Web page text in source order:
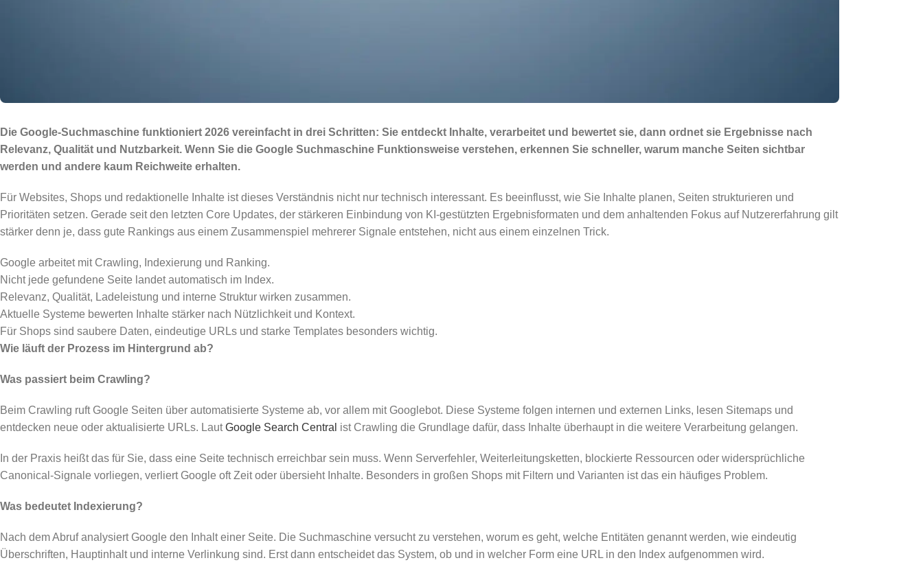
Die Google-Suchmaschine funktioniert 2026 vereinfacht in drei Schritten: Sie entdeckt Inhalte, verarbeitet und bewertet sie, dann ordnet sie Ergebnisse nach
Relevanz, Qualität und Nutzbarkeit. Wenn Sie die Google Suchmaschine Funktionsweise verstehen, erkennen Sie schneller, warum manche Seiten sichtbar
werden und andere kaum Reichweite erhalten.
Für Websites, Shops und redaktionelle Inhalte ist dieses Verständnis nicht nur technisch interessant. Es beeinflusst, wie Sie Inhalte planen, Seiten strukturieren und
Prioritäten setzen. Gerade seit den letzten Core Updates, der stärkeren Einbindung von KI-gestützten Ergebnisformaten und dem anhaltenden Fokus auf Nutzererfahrung gilt
stärker denn je, dass gute Rankings aus einem Zusammenspiel mehrerer Signale entstehen, nicht aus einem einzelnen Trick.
Google arbeitet mit Crawling, Indexierung und Ranking.
Nicht jede gefundene Seite landet automatisch im Index.
Relevanz, Qualität, Ladeleistung und interne Struktur wirken zusammen.
Aktuelle Systeme bewerten Inhalte stärker nach Nützlichkeit und Kontext.
Für Shops sind saubere Daten, eindeutige URLs und starke Templates besonders wichtig.
Wie läuft der Prozess im Hintergrund ab?
Was passiert beim Crawling?
Beim Crawling ruft Google Seiten über automatisierte Systeme ab, vor allem mit Googlebot. Diese Systeme folgen internen und externen Links, lesen Sitemaps und
entdecken neue oder aktualisierte URLs. LautGoogle Search Central ist Crawling die Grundlage dafür, dass Inhalte überhaupt in die weitere Verarbeitung gelangen.
In der Praxis heißt das für Sie, dass eine Seite technisch erreichbar sein muss. Wenn Serverfehler, Weiterleitungsketten, blockierte Ressourcen oder widersprüchliche
Canonical-Signale vorliegen, verliert Google oft Zeit oder übersieht Inhalte. Besonders in großen Shops mit Filtern und Varianten ist das ein häufiges Problem.
Was bedeutet Indexierung?
Nach dem Abruf analysiert Google den Inhalt einer Seite. Die Suchmaschine versucht zu verstehen, worum es geht, welche Entitäten genannt werden, wie eindeutig
Überschriften, Hauptinhalt und interne Verlinkung sind. Erst dann entscheidet das System, ob und in welcher Form eine URL in den Index aufgenommen wird.